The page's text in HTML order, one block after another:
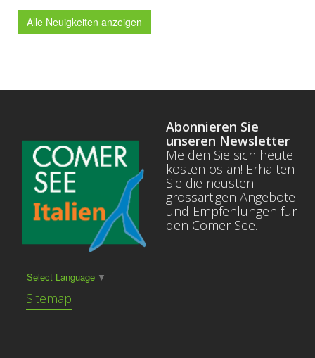
Alle Neuigkeiten anzeigen
Select Language ▼
Sitemap
Abonnieren Sie
unseren Newsletter
Melden Sie sich heute
kostenlos an! Erhalten
Sie die neusten
grossartigen Angebote
und Empfehlungen für
den Comer See.